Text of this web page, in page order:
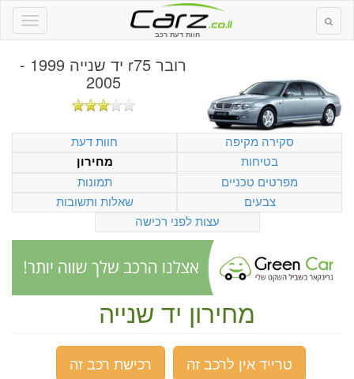
חוות דעת רכב
רובר r75 יד שנייה 1999 -
2005
סקירה מקיפה
חוות דעת
בטיחות
מחירון
מפרטים טכניים
תמונות
צבעים
שאלות ותשובות
עצות לפני רכישה
מחירון יד שנייה
טרייד אין לרכב זה רכישת רכב זה